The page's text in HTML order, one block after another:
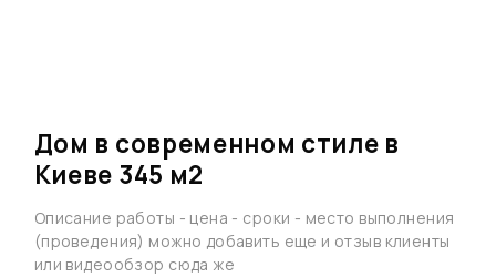
Дом в современном стиле в
Киеве 345 м2
Описание работы - цена - сроки - место выполнения
(проведения) можно добавить еще и отзыв клиенты
или видеообзор сюда же